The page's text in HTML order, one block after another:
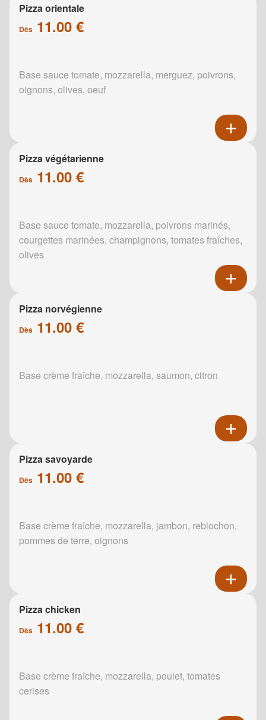
Pizza orientale
Dès 11.00 €
Base sauce tomate, mozzarella, merguez, poivrons,
oignons, olives, oeuf
Pizza végétarienne
Dès 11.00 €
Base sauce tomate, mozzarella, poivrons marinés,
courgettes marinées, champignons, tomates fraîches,
olives
Pizza norvégienne
Dès 11.00 €
Base crème fraîche, mozzarella, saumon, citron
Pizza savoyarde
Dès 11.00 €
Base crème fraîche, mozzarella, jambon, reblochon,
pommes de terre, oignons
Pizza chicken
Dès 11.00 €
Base crème fraîche, mozzarella, poulet, tomates
cerises